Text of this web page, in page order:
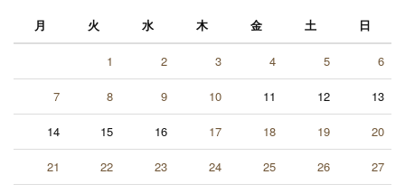
月
火 水 木 金 土 日
1 2 3 4 5 6
7 8 9 10 11 12 13
14 15 16 17 18 19 20
21 22 23 24 25 26 27